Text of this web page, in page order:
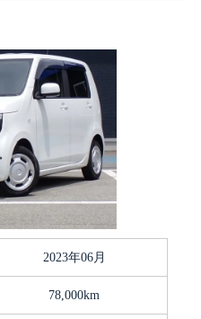
2023年06月
78,000km